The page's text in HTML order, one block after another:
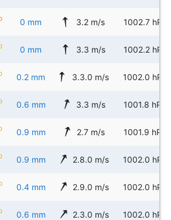
0 mm 3.2 m/s 1002.7 hPa
0 mm 3.3 m/s 1002.2 hPa
0.2 mm 3.3.0 m/s 1002.0 hPa
0.6 mm 3.3 m/s 1001.8 hPa
0.9 mm 2.7 m/s 1001.9 hPa
0.9 mm 2.8.0 m/s 1002.0 hPa
0.4 mm 2.9.0 m/s 1002.0 hPa
0.6 mm 2.3.0 m/s 1002.0 hPa